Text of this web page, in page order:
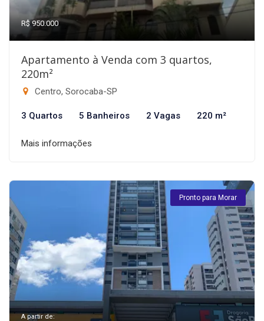
R$ 950.000
Apartamento à Venda com 3 quartos,
220m²
Centro, Sorocaba-SP
3 Quartos 5 Banheiros 2 Vagas 220 m²
Mais informações
Pronto para Morar
A partir de: